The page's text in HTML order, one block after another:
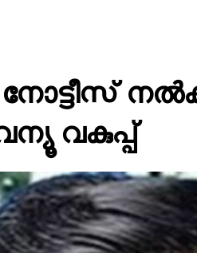
നോട്ടീസ്
വകുപ്പ്